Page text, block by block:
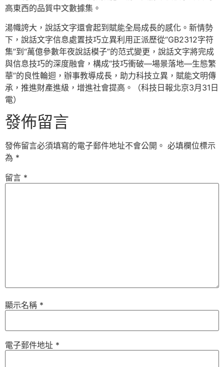
高東西的品質中文數據集。
湯幟誇大，說話文字還會起到賦能全局成長的感化。新情勢
下，說話文字信息處置技巧立異利用正派歷從“GB2312字符
集”到“萬億參數年夜說話模子”的范式變更，說話文字將完成
與信息技巧的深度融會，構成“技巧衝破—場景落地—生態繁
華”的良性輪迴，辦事教導成長，助力科技立異，賦能文明傳
承，推進財產進級，增進社會提高。（科技日報北京3月31日
電）
發佈留言
發佈留言必須填寫的電子郵件地址不會公開。 必填欄位標示
為 *
留言 *
顯示名稱 *
電子郵件地址 *